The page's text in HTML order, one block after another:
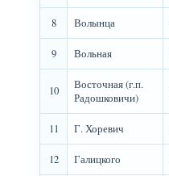
8 Волынца
9 Вольная
10
Восточная (г.п.
Радошковичи)
11 Г. Хоревич
12 Галицкого